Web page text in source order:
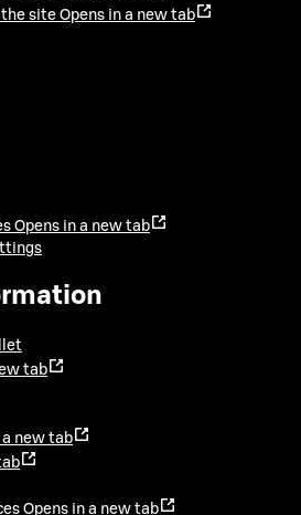
the site Opens in a new tab
Opens in a new tab
tab
a new tab
Opens in a new tab